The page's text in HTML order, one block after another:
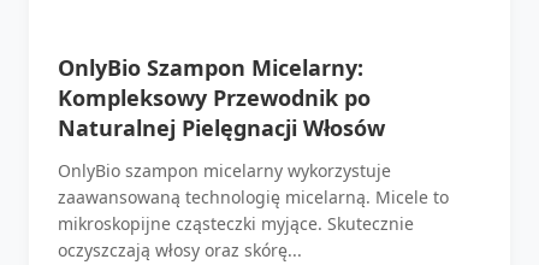
OnlyBio Szampon Micelarny:
Kompleksowy Przewodnik po
Naturalnej Pielęgnacji Włosów
OnlyBio szampon micelarny wykorzystuje
zaawansowaną technologię micelarną. Micele to
mikroskopijne cząsteczki myjące. Skutecznie
oczyszczają włosy oraz skórę...